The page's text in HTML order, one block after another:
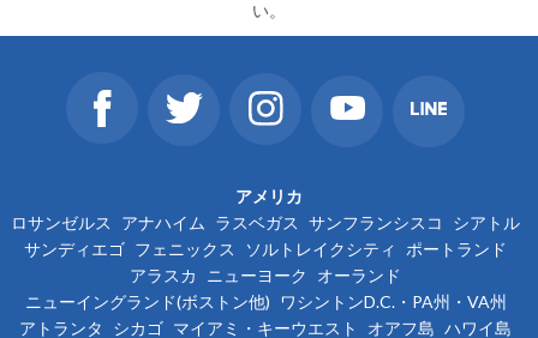
い。
アメリカ
ロサンゼルス
アナハイム ラスベガス サンフランシスコ
シアトル
サンディエゴ フェニックス ソルトレイクシティ
ポートランド
アラスカ
ニューヨーク
オーランド
ニューイングランド(ボストン他)
ワシントンD.C.・PA州・VA州
アトランタ
シカゴ マイアミ・キーウエスト オアフ島 ハワイ島